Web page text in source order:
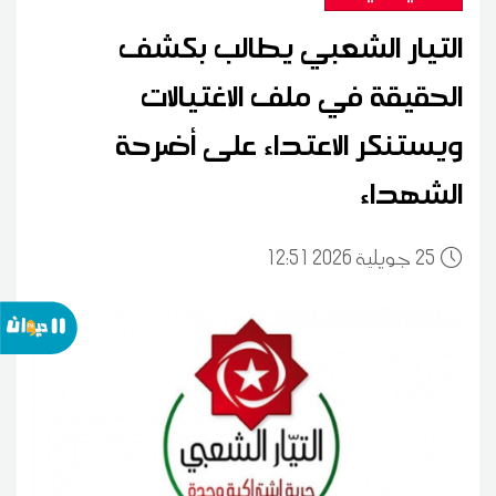
التيار الشعبي يطالب بكشف
الحقيقة في ملف الاغتيالات
ويستنكر الاعتداء على أضرحة
الشهداء
25 12:51 2026 جويلية